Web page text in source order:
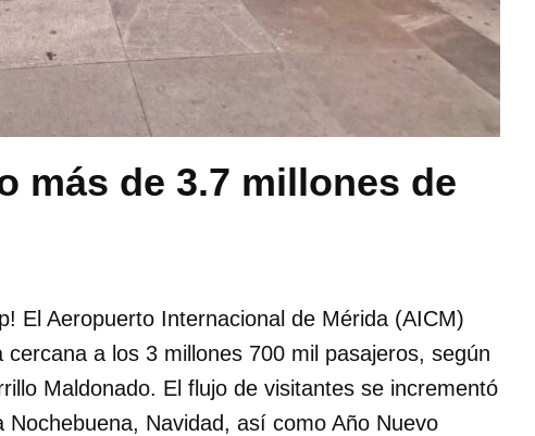
más de 3.7 millones de
El Aeropuerto Internacional de Mérida (AICM)
a los 3 millones 700 mil pasajeros, según
Maldonado. El flujo de visitantes se incrementó
Navidad, así como Año Nuevo